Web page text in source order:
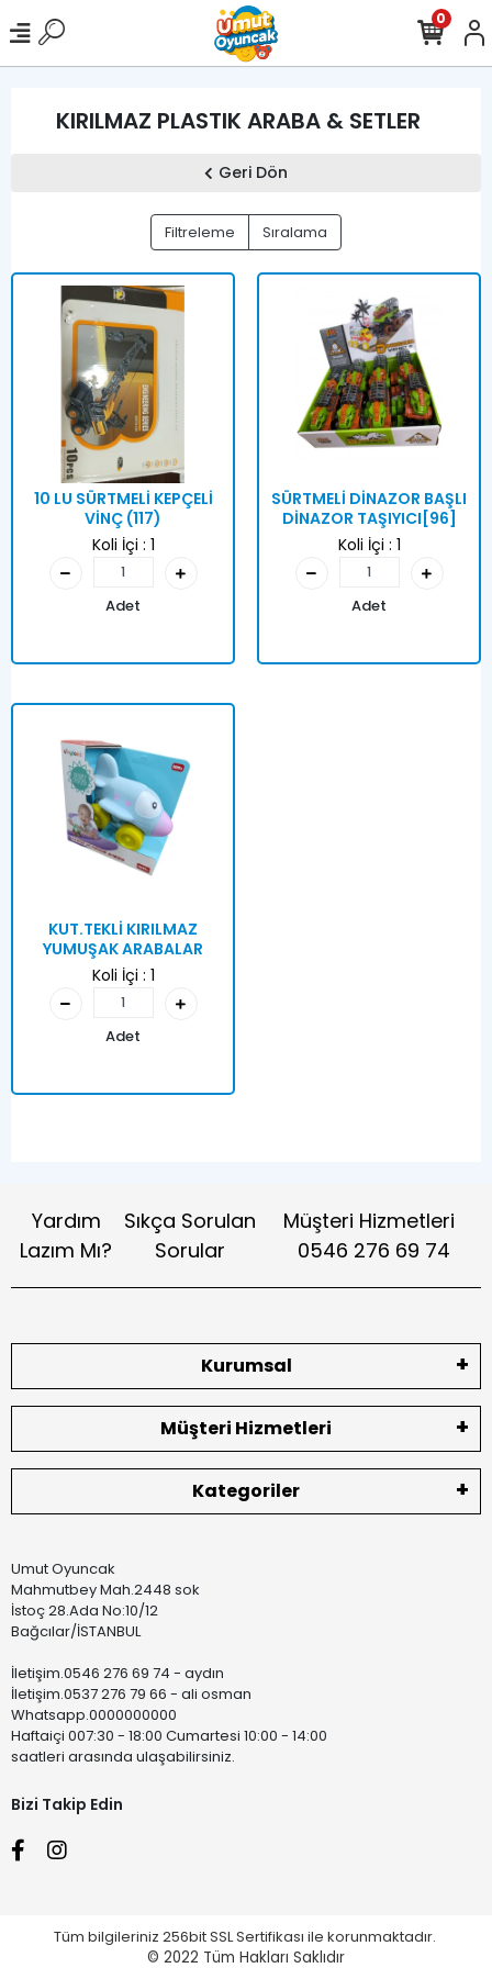
0
KIRILMAZ PLASTIK ARABA & SETLER
Geri Dön
Filtreleme Sıralama
10 LU SÜRTMELİ KEPÇELİ
VİNÇ (117)
Koli İçi : 1
Adet
SÜRTMELİ DİNAZOR BAŞLI
DİNAZOR TAŞIYICI[96]
Koli İçi : 1
Adet
KUT.TEKLİ KIRILMAZ
YUMUŞAK ARABALAR
Koli İçi : 1
Adet
Yardım
Lazım Mı?
Sıkça Sorulan
Sorular
Müşteri Hizmetleri
0546 276 69 74
Kurumsal
Müşteri Hizmetleri
Kategoriler
Umut Oyuncak
Mahmutbey Mah.2448 sok
İstoç 28.Ada No:10/12
Bağcılar/İSTANBUL
İletişim.0546 276 69 74 - aydın
İletişim.0537 276 79 66 - ali osman
Whatsapp.0000000000
Haftaiçi 007:30 - 18:00 Cumartesi 10:00 - 14:00
saatleri arasında ulaşabilirsiniz.
Bizi Takip Edin
Tüm bilgileriniz 256bit SSL Sertifikası ile korunmaktadır.
© 2022 Tüm Hakları Saklıdır